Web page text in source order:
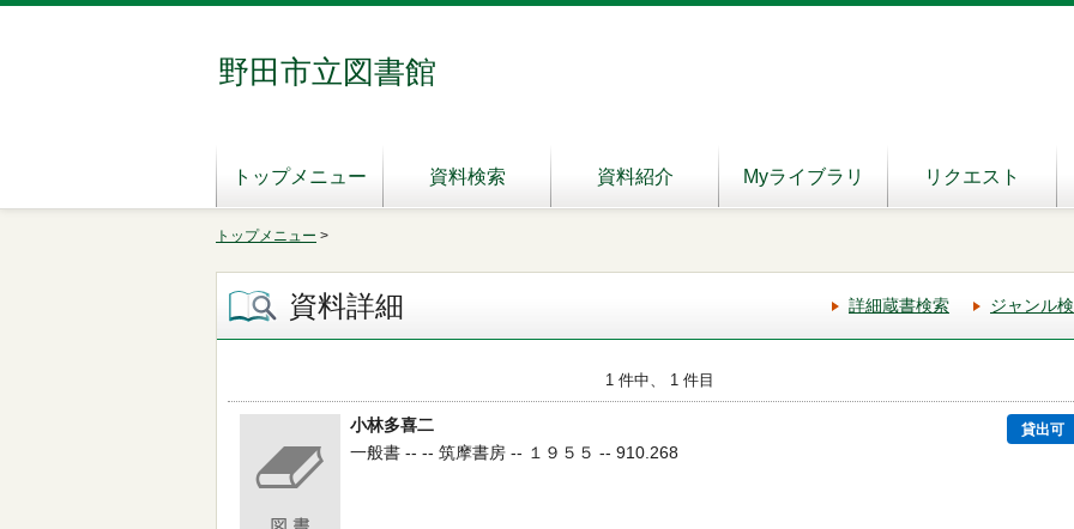
野田市立図書館
トップメニュー 資料検索 資料紹介 Myライブラリ リクエスト
トップメニュー >
資料詳細 詳細蔵書検索 ジャンル
1 件中、 1 件目
小林多喜二 貸出可
一般書 -- -- 筑摩書房 -- １９５５ -- 910.268